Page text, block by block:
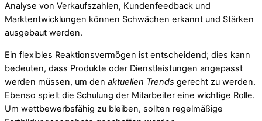
Analyse von Verkaufszahlen, Kundenfeedback und
Marktentwicklungen können Schwächen erkannt und Stärken
ausgebaut werden.
Ein flexibles Reaktionsvermögen ist entscheidend; dies kann
bedeuten, dass Produkte oder Dienstleistungen angepasst
werden müssen, um den aktuellen Trends gerecht zu werden.
Ebenso spielt die Schulung der Mitarbeiter eine wichtige Rolle.
Um wettbewerbsfähig zu bleiben, sollten regelmäßige